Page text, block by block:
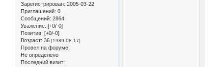
Зарегистрирован: 2005-03-22
Приглашений: 0
Сообщений: 2864
Уважение: [+0/-0]
Позитив: [+0/-0]
Возраст: 36 [1989-08-17]
Провел на форуме:
Не определено
Последний визит: